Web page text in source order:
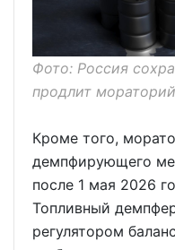
Фото: Россия
продлит
Кроме того,
демпфирующего
после 1 мая 2026
Топливный
регулятором